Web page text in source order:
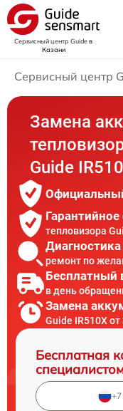
Сервисный центр Guideв
Казани
Сервисный центр
Замена
Guide
тепловизора
ремонт по
Бесплатный
в день
Замена
Guide IR510X
Бесплатная